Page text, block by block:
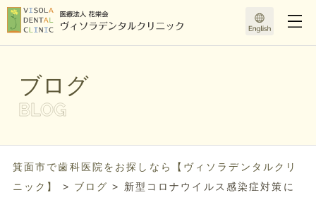
ブログ
箕面市で歯科医院をお探しなら【ヴィソラデンタルクリ
ニック】
> ブログ > 新型コロナウイルス感染症対策に